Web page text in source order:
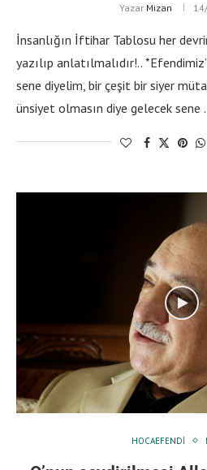
Yazar Mizan
İnsanlığın İftihar Tablosu her
yazılıp anlatılmalıdır!..
sene diyelim, bir çeşit bir siyer
ünsiyet olmasın diye gelecek sene
HOCAEFENDI